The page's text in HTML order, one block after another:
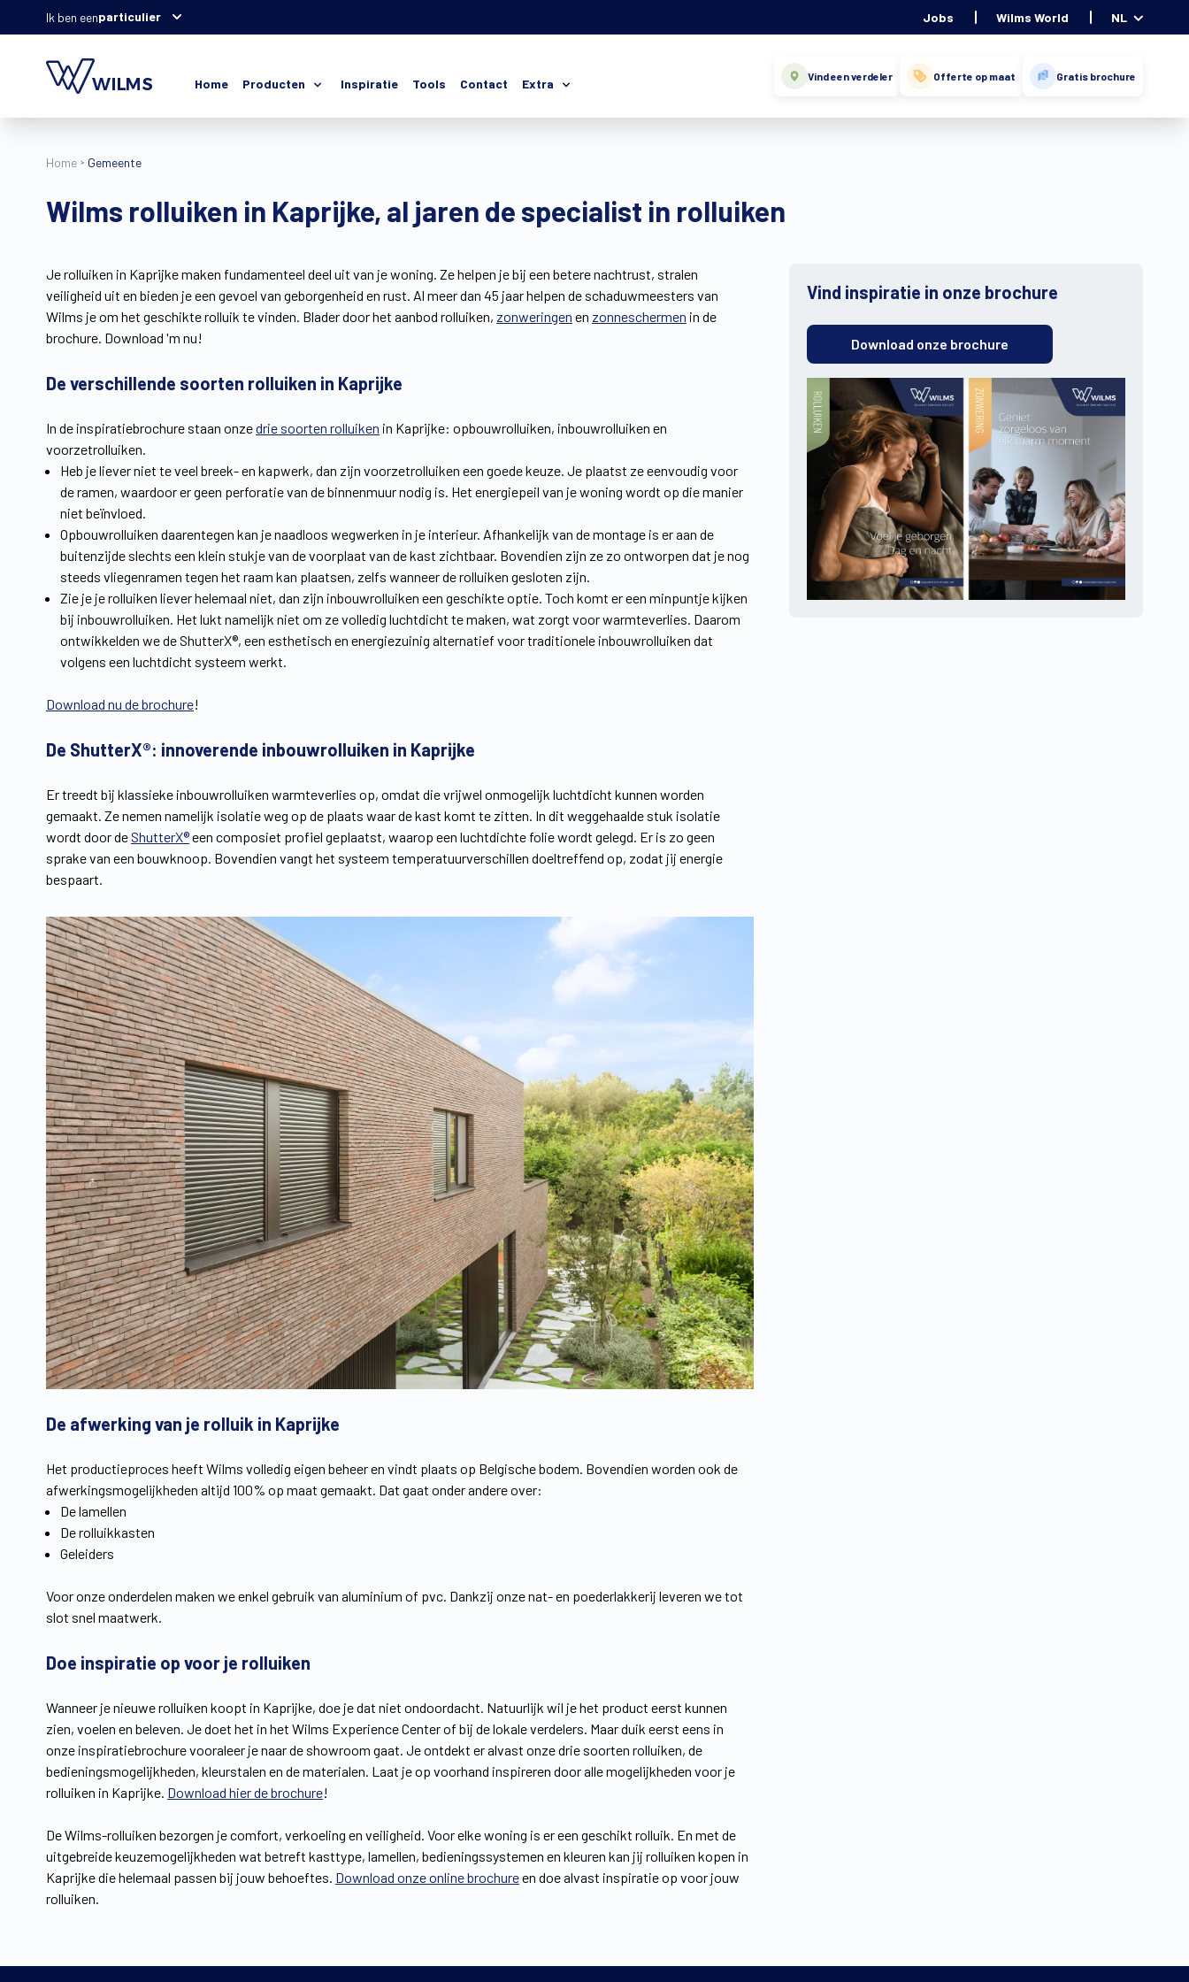
Ik ben eenparticulier Jobs Wilms World NL
Home Producten Inspiratie Tools Contact Extra Vind een verdeler Offerte op maat Gratis brochure
Home Gemeente
Wilms rolluiken in Kaprijke, al jaren de specialist in rolluiken
Je rolluiken in Kaprijke maken fundamenteel deel uit van je woning. Ze helpen je bij een betere nachtrust, stralen
veiligheid uit en bieden je een gevoel van geborgenheid en rust. Al meer dan 45 jaar helpen de schaduwmeesters van
Wilms je om het geschikte rolluik te vinden. Blader door het aanbod rolluiken, zonweringen en zonneschermen in de
brochure. Download 'm nu!
De verschillende soorten rolluiken in Kaprijke
In de inspiratiebrochure staan onzedrie soorten rolluiken in Kaprijke: opbouwrolluiken, inbouwrolluiken en
voorzetrolluiken.
Heb je liever niet te veel breek- en kapwerk, dan zijn voorzetrolluiken een goede keuze. Je plaatst ze eenvoudig voor
de ramen, waardoor er geen perforatie van de binnenmuur nodig is. Het energiepeil van je woning wordt op die manier
niet beïnvloed.
Opbouwrolluiken daarentegen kan je naadloos wegwerken in je interieur. Afhankelijk van de montage is er aan de
buitenzijde slechts een klein stukje van de voorplaat van de kast zichtbaar. Bovendien zijn ze zo ontworpen dat je nog
steeds vliegenramen tegen het raam kan plaatsen, zelfs wanneer de rolluiken gesloten zijn.
Zie je je rolluiken liever helemaal niet, dan zijn inbouwrolluiken een geschikte optie. Toch komt er een minpuntje kijken
bij inbouwrolluiken. Het lukt namelijk niet om ze volledig luchtdicht te maken, wat zorgt voor warmteverlies. Daarom
ontwikkelden we de ShutterX®, een esthetisch en energiezuinig alternatief voor traditionele inbouwrolluiken dat
volgens een luchtdicht systeem werkt.
Download nu de brochure!
De ShutterX®: innoverende inbouwrolluiken in Kaprijke
Er treedt bij klassieke inbouwrolluiken warmteverlies op, omdat die vrijwel onmogelijk luchtdicht kunnen worden
gemaakt. Ze nemen namelijk isolatie weg op de plaats waar de kast komt te zitten. In dit weggehaalde stuk isolatie
wordt door deShutterX®een composiet profiel geplaatst, waarop een luchtdichte folie wordt gelegd. Er is zo geen
sprake van een bouwknoop. Bovendien vangt het systeem temperatuurverschillen doeltreffend op, zodat jij energie
bespaart.
De afwerking van je rolluik in Kaprijke
Het productieproces heeft Wilms volledig eigen beheer en vindt plaats op Belgische bodem. Bovendien worden ook de
afwerkingsmogelijkheden altijd 100% op maat gemaakt. Dat gaat onder andere over:
De lamellen
De rolluikkasten
Geleiders
Voor onze onderdelen maken we enkel gebruik van aluminium of pvc. Dankzij onze nat- en poederlakkerij leveren we tot
slot snel maatwerk.
Doe inspiratie op voor je rolluiken
Wanneer je nieuwe rolluiken koopt in Kaprijke, doe je dat niet ondoordacht. Natuurlijk wil je het product eerst kunnen
zien, voelen en beleven. Je doet het in het Wilms Experience Center of bij de lokale verdelers. Maar duik eerst eens in
onze inspiratiebrochure vooraleer je naar de showroom gaat. Je ontdekt er alvast onze drie soorten rolluiken, de
bedieningsmogelijkheden, kleurstalen en de materialen. Laat je op voorhand inspireren door alle mogelijkheden voor je
rolluiken in Kaprijke. Download hier de brochure!
De Wilms-rolluiken bezorgen je comfort, verkoeling en veiligheid. Voor elke woning is er een geschikt rolluik. En met de
uitgebreide keuzemogelijkheden wat betreft kasttype, lamellen, bedieningssystemen en kleuren kan jij rolluiken kopen in
Kaprijke die helemaal passen bij jouw behoeftes. Download onze online brochureen doe alvast inspiratie op voor jouw
rolluiken.
Vind inspiratie in onze brochure
Download onze brochure